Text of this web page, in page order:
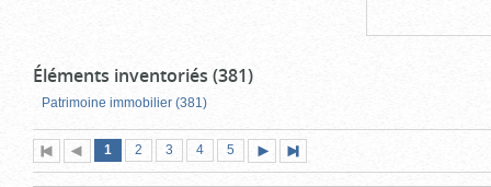
Éléments inventoriés (381)
Patrimoine immobilier (381)
Première
page
Page
précédente
Page
1 (page
actuelle)
Page
2 Page
3 Page
4 Page
5
suivante
page